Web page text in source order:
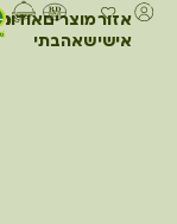
אזור
אישי
מוצרים
שאהבתי